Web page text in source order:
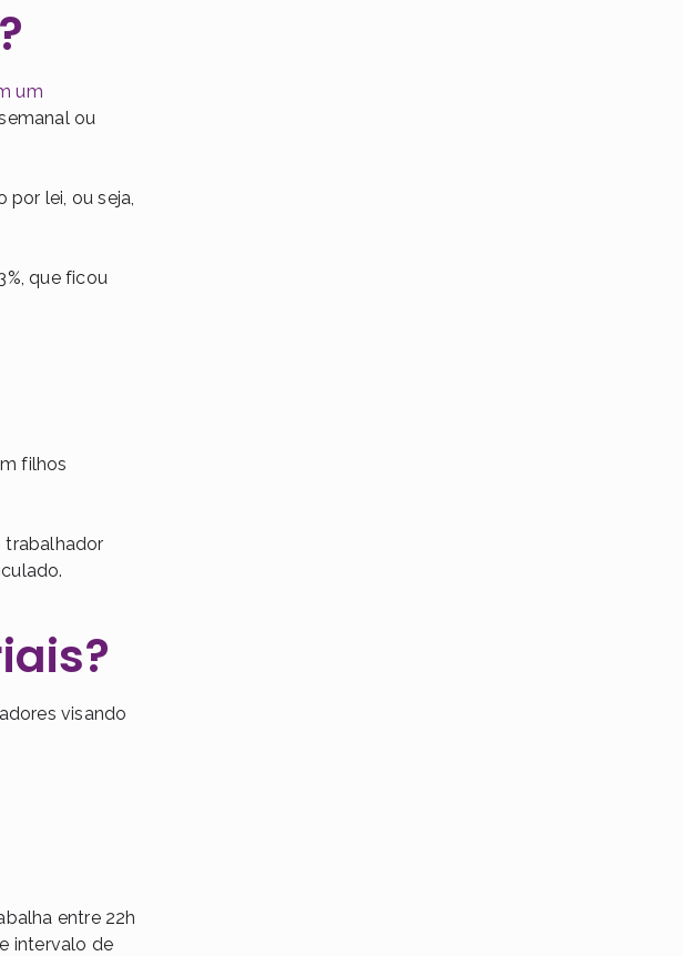
um
ou
lei, ou seja,
que ficou
filhos
trabalhador
visando
entre 22h
intervalo de